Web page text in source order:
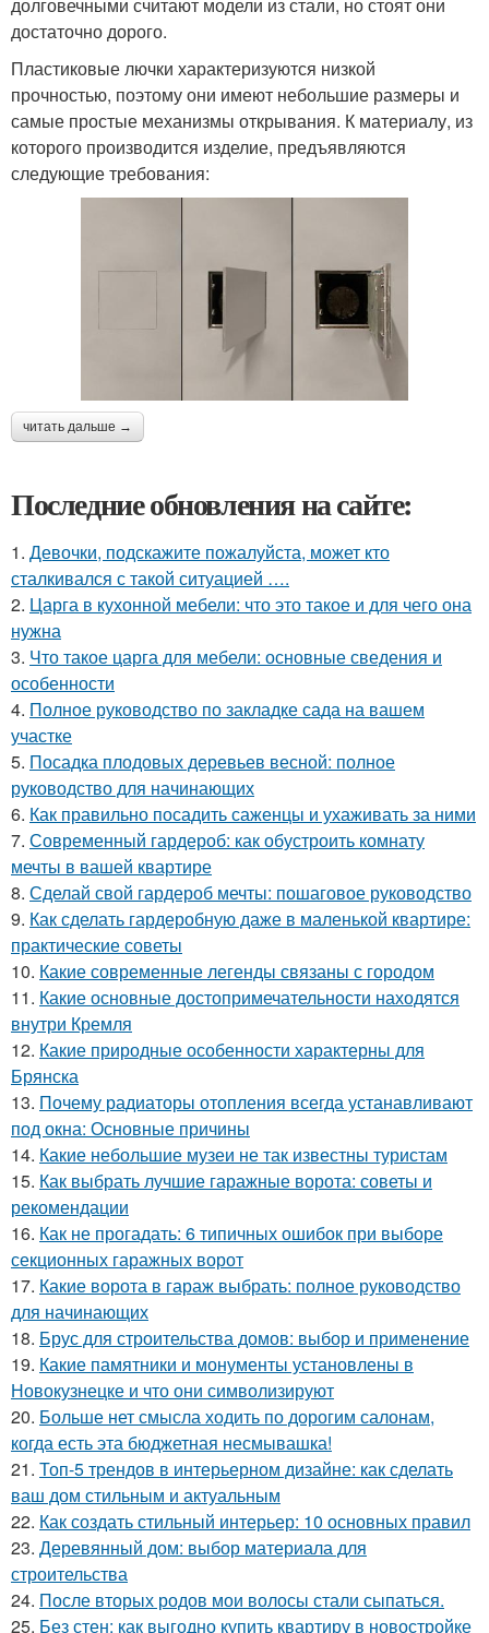
достаточно дорого.
Пластиковые лючки характеризуются низкой
прочностью, поэтому они имеют небольшие размеры и
самые простые механизмы открывания. К материалу, из
которого производится изделие, предъявляются
следующие требования:
читать дальше →
Последние обновления на сайте:
1. Девочки, подскажите пожалуйста, может кто
сталкивался с такой ситуацией ….
2. Царга в кухонной мебели: что это такое и для чего она
нужна
3. Что такое царга для мебели: основные сведения и
особенности
4. Полное руководство по закладке сада на вашем
участке
5. Посадка плодовых деревьев весной: полное
руководство для начинающих
6. Как правильно посадить саженцы и ухаживать за ними
7. Современный гардероб: как обустроить комнату
мечты в вашей квартире
8. Сделай свой гардероб мечты: пошаговое руководство
9. Как сделать гардеробную даже в маленькой квартире:
практические советы
10. Какие современные легенды связаны с городом
11. Какие основные достопримечательности находятся
внутри Кремля
12. Какие природные особенности характерны для
Брянска
13. Почему радиаторы отопления всегда устанавливают
под окна: Основные причины
14. Какие небольшие музеи не так известны туристам
15. Как выбрать лучшие гаражные ворота: советы и
рекомендации
16. Как не прогадать: 6 типичных ошибок при выборе
секционных гаражных ворот
17. Какие ворота в гараж выбрать: полное руководство
для начинающих
18. Брус для строительства домов: выбор и применение
19. Какие памятники и монументы установлены в
Новокузнецке и что они символизируют
20. Больше нет смысла ходить по дорогим салонам,
когда есть эта бюджетная несмывашка!
21. Топ-5 трендов в интерьерном дизайне: как сделать
ваш дом стильным и актуальным
22. Как создать стильный интерьер: 10 основных правил
23. Деревянный дом: выбор материала для
строительства
24. После вторых родов мои волосы стали сыпаться.
25. Без стен: как выгодно купить квартиру в новостройке